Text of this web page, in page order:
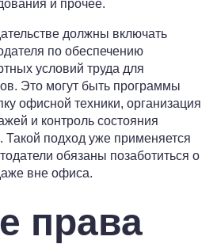
и прочее.
должны включать
по обеспечению
условий труда для
Это могут быть программы
офисной техники, организация
и контроль состояния
Такой подход уже применяется
обязаны позаботиться о
вне офиса.
права